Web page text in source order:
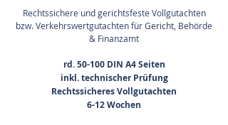
Rechtssichere und gerichtsfeste Vollgutachten
bzw. Verkehrswertgutachten für Gericht, Behörde
& Finanzamt
rd. 50-100 DIN A4 Seiten
inkl. technischer Prüfung
Rechtssicheres Vollgutachten
6-12 Wochen